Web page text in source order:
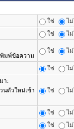
ใช่
ไ
ใช่
ไ
พิมพ์ข้อความ
ใช่ ไ
ใช่
ไ
า:
นตัวใหม่เข้า
ใช่ ไ
ใช่
ไ
ใช่
ไ